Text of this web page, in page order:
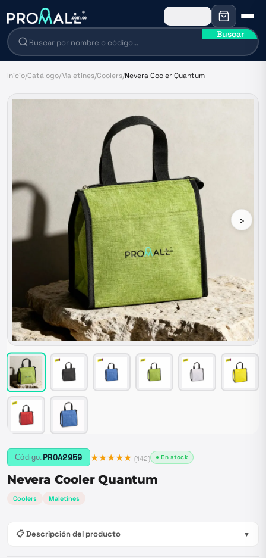
Buscar
Inicio/Catálogo/Maletines/Coolers/Nevera Cooler Quantum
›
Código: PROA2959 ★★★★★ (142) ● En stock
Nevera Cooler Quantum
Coolers Maletines
📋 Descripción del producto ▼